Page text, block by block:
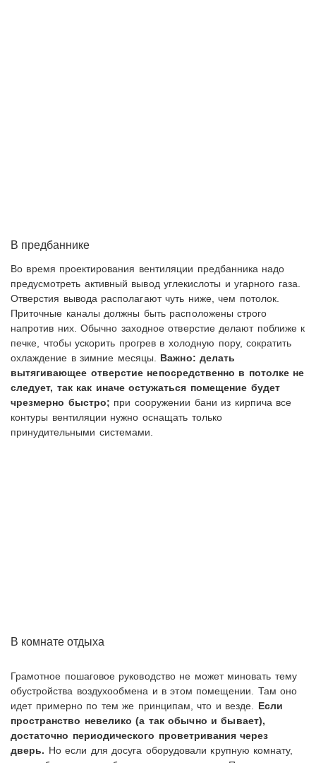
В предбаннике
Во время проектирования вентиляции предбанника надо
предусмотреть активный вывод углекислоты и угарного газа.
Отверстия вывода располагают чуть ниже, чем потолок.
Приточные каналы должны быть расположены строго
напротив них. Обычно заходное отверстие делают поближе к
печке, чтобы ускорить прогрев в холодную пору, сократить
охлаждение в зимние месяцы. Важно: делать
вытягивающее отверстие непосредственно в потолке не
следует, так как иначе остужаться помещение будет
чрезмерно быстро; при сооружении бани из кирпича все
контуры вентиляции нужно оснащать только
принудительными системами.
В комнате отдыха
Грамотное пошаговое руководство не может миновать тему
обустройства воздухообмена и в этом помещении. Там оно
идет примерно по тем же принципам, что и везде. Если
пространство невелико (а так обычно и бывает),
достаточно периодического проветривания через
дверь. Но если для досуга оборудовали крупную комнату,